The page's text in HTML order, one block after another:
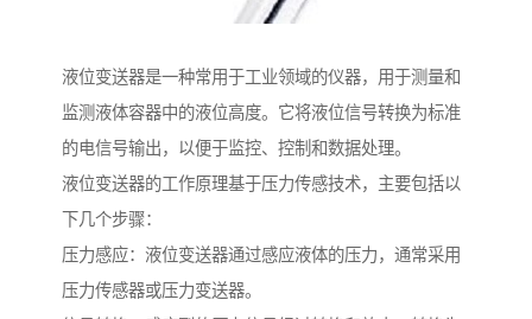
液位变送器是一种常用于工业领域的仪器，用于测量和
监测液体容器中的液位高度。它将液位信号转换为标准
的电信号输出，以便于监控、控制和数据处理。
液位变送器的工作原理基于压力传感技术，主要包括以
下几个步骤：
压力感应：液位变送器通过感应液体的压力，通常采用
压力传感器或压力变送器。